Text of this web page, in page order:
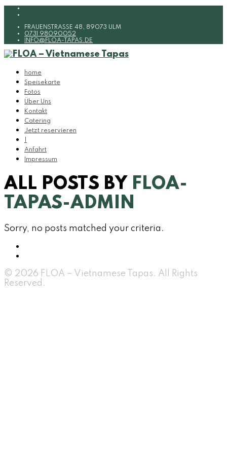
FRAUENSTRASSE 48, 89073 ULM
0731 98090052
INFO@FLOA-TAPAS.DE
home
Speisekarte
Fotos
Über Uns
Kontakt
Catering
Jetzt reservieren
Anfahrt
Impressum
ALL POSTS BY FLOA-
TAPAS-ADMIN
Sorry, no posts matched your criteria.
© 2026 FLOA – Vietnamese Tapas. All Rights
Reserved.